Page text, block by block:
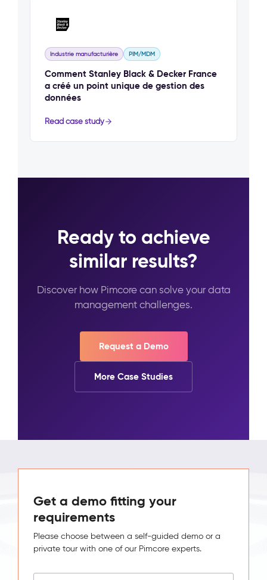
Industrie manufacturière PIM/MDM
Comment Stanley Black & Decker France
a créé un point unique de gestion des
données
Read case study
Ready to achieve
similar results?
Discover how Pimcore can solve your data
management challenges.
Request a Demo
More Case Studies
Get a demo fitting your
requirements
Please choose between a self-guided demo or a
private tour with one of our Pimcore experts.